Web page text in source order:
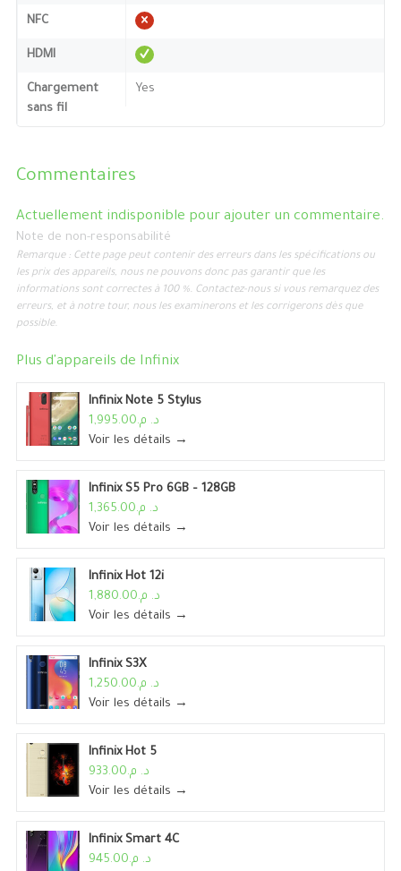
NFC
HDMI
Chargement
sans fil
Yes
Commentaires
Actuellement indisponible pour ajouter un commentaire.
Note de non-responsabilité
Remarque : Cette page peut contenir des erreurs dans les spécifications ou
les prix des appareils, nous ne pouvons donc pas garantir que les
informations sont correctes à 100 %. Contactez-nous si vous remarquez des
erreurs, et à notre tour, nous les examinerons et les corrigerons dès que
possible.
Plus d'appareils de Infinix
Infinix Note 5 Stylus
د. م.1,995.00
Voir les détails →
Infinix S5 Pro 6GB – 128GB
د. م.1,365.00
Voir les détails →
Infinix Hot 12i
د. م.1,880.00
Voir les détails →
Infinix S3X
د. م.1,250.00
Voir les détails →
Infinix Hot 5
د. م.933.00
Voir les détails →
Infinix Smart 4C
د. م.945.00